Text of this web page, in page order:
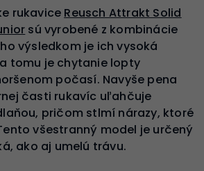
rukavice Reusch Attrakt Solid
sú vyrobené z kombinácie
výsledkom je ich vysoká
tomu je chytanie lopty
počasí. Navyše pena
časti rukavíc uľahčuje
pričom stlmí nárazy, ktoré
všestranný model je určený
ako aj umelú trávu.